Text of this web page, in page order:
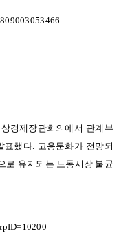
경제장관회의에서 관계부
표했다. 고용둔화가 전망되
로 유지되는 노동시장 불균